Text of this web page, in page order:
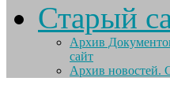
Старый
Архив
сайт
Архив новостей.